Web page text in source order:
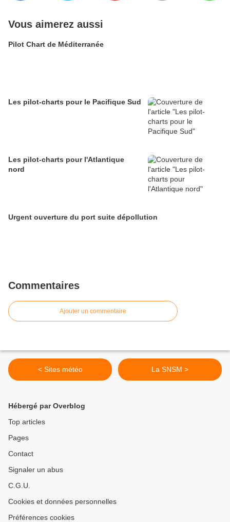
Vous aimerez aussi
Pilot Chart de Méditerranée
Les pilot-charts pour le Pacifique Sud
Les pilot-charts pour l'Atlantique
nord
Urgent ouverture du port suite dépollution
Commentaires
Ajouter un commentaire
< Sites météo La SNSM >
Hébergé par Overblog
Top articles
Pages
Contact
Signaler un abus
C.G.U.
Cookies et données personnelles
Préférences cookies